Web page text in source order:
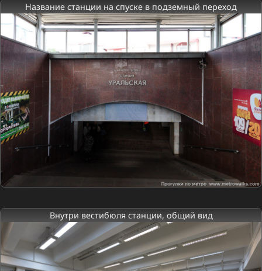
Название станции на спуске в подземный переход
Внутри вестибюля станции, общий вид